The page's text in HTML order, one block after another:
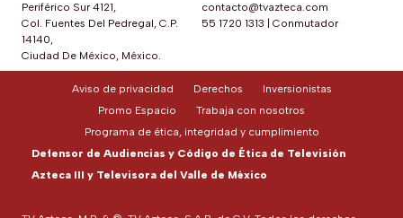
Periférico Sur 4121,
Col. Fuentes Del Pedregal, C.P.
14140,
Ciudad De México, México.
contacto@tvazteca.com
55 1720 1313
Conmutador
Aviso de privacidad Derechos
Inversionistas
Promo Espacio
Trabaja con nosotros
Programa de ética, integridad y cumplimiento
Defensor de Audiencias y Código de Ética de Televisión
Azteca III y Televisora del Valle de México